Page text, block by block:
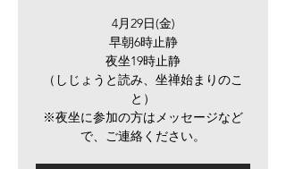
4月29日(金)
早朝6時止静
夜坐19時止静
（しじょうと読み、坐禅始まりのこ
と）
※夜坐に参加の方はメッセージなど
で、ご連絡ください。